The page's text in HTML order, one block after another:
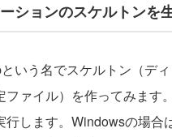
ションのスケルトンを
いう名でスケルトン（デ
ファイル）を作ってみます
行します。Windowsの場合